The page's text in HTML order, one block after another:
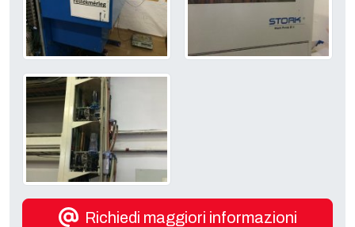
Richiedi maggiori informazioni